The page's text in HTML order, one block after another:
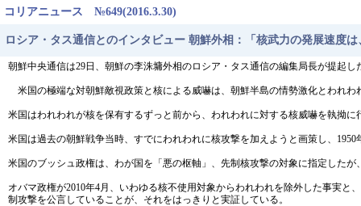
コリアニュース №649(2016.3.30)
ロシア・タス通信とのインタビュー 朝鮮外相：「核武力の発展速度
朝鮮中央通信は29日、朝鮮の李洙墉外相のロシア・タス通信の編集局長が提起
米国の極端な対朝鮮敵視政策と核による威嚇は、朝鮮半島の情勢激化とわれ
米国はわれわれが核を保有するずっと前から、われわれに対する核威嚇を執拗
米国は過去の朝鮮戦争当時、すでにわれわれに核攻撃を加えようと画策し、
米国のブッシュ政権は、わが国を「悪の枢軸」、先制核攻撃の対象に指定した
オバマ政権が2010年4月、いわゆる核不使用対象からわれわれを除外した事実
制攻撃を公言していることが、それをはっきりと実証している。